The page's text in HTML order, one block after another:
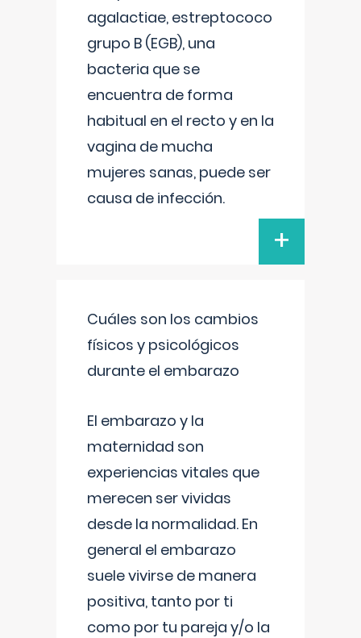
agalactiae, estreptococo
grupo B (EGB), una
bacteria que se
encuentra de forma
habitual en el recto y en la
vagina de mucha
mujeres sanas, puede ser
causa de infección.
+
Cuáles son los cambios
físicos y psicológicos
durante el embarazo
El embarazo y la
maternidad son
experiencias vitales que
merecen ser vividas
desde la normalidad. En
general el embarazo
suele vivirse de manera
positiva, tanto por ti
como por tu pareja y/o la